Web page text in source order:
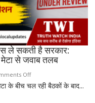
के
करीब
पहुंचे
दाम
ले सकती है सरकार:
से जवाब तलब
Offon
फेसबुक-
के बीच चल रही बैठकों के बाद...